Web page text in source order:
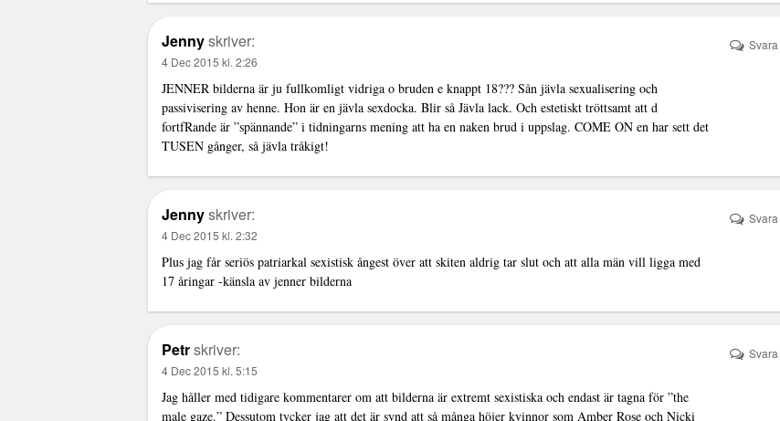
Jennyskriver:
4 Dec 2015 kl. 2:26
JENNER bilderna är ju fullkomligt vidriga o bruden e knappt 18??? Sån jävla sexualisering och
passivisering av henne. Hon är en jävla sexdocka. Blir så Jävla lack. Och estetiskt tröttsamt att d
fortfRande är ”spännande” i tidningarns mening att ha en naken brud i uppslag. COME ON en har sett det
TUSEN gånger, så jävla tråkigt!
Svara
Jennyskriver:
4 Dec 2015 kl. 2:32
Plus jag får seriös patriarkal sexistisk ångest över att skiten aldrig tar slut och att alla män vill ligga med
17 åringar -känsla av jenner bilderna
Svara
Petrskriver:
4 Dec 2015 kl. 5:15
Jag håller med tidigare kommentarer om att bilderna är extremt sexistiska och endast är tagna för ”the
male gaze.” Dessutom tycker jag att det är synd att så många höjer kvinnor som Amber Rose och Nicki
Svara